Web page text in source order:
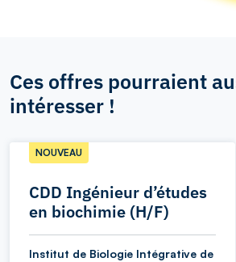
Ces offres pourraient
intéresser !
CDD Ingénieur d’études
en biochimie (H/F)
NOUVEAU
Institut de Biologie Intégrative de